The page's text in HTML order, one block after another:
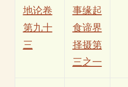
地论卷
第九十
三
事缘起
食谛界
择摄第
三之一